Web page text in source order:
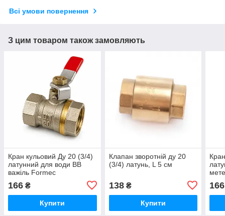
Всі умови повернення
З цим товаром також замовляють
Кран кульовий Ду 20 (3/4)
латунний для води ВВ
важіль Formec
166 ₴
Купити
Клапан зворотній ду 20
(3/4) латунь, L 5 см
138₴
Купити
166